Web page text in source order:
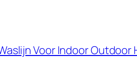
Voor Indoor